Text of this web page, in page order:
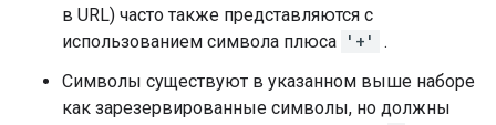
в URL) часто также представляются с
использованием символа плюса '+'
.
Символы существуют в указанном выше наборе
как зарезервированные символы, но должны